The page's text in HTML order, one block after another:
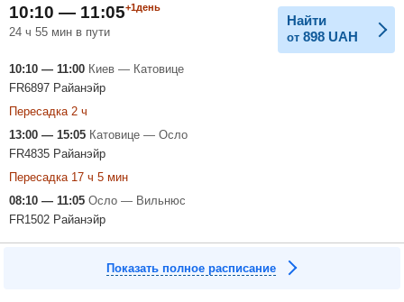
10:10 — 11:05+1день
24 ч 55 мин в пути
Найти
от 898 UAH
10:10 — 11:00 Киев — Катовице
FR6897 Райанэйр
Пересадка 2 ч
13:00 — 15:05 Катовице — Осло
FR4835 Райанэйр
Пересадка 17 ч 5 мин
08:10 — 11:05 Осло — Вильнюс
FR1502 Райанэйр
Показать полное расписание